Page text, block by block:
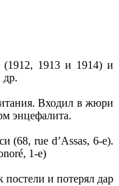
(1912, 1913 и 1914) и
др.
Входил в жюри
энцефалита.
(68, rue d’Assas, 6-e).
1-e)
и потерял дар